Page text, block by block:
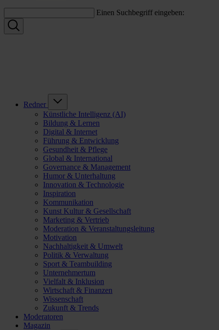
Einen Suchbegriff eingeben:
Redner
Künstliche Intelligenz (AI)
Bildung & Lernen
Digital & Internet
Führung & Entwicklung
Gesundheit & Pflege
Global & International
Governance & Management
Humor & Unterhaltung
Innovation & Technologie
Inspiration
Kommunikation
Kunst Kultur & Gesellschaft
Marketing & Vertrieb
Moderation & Veranstaltungsleitung
Motivation
Nachhaltigkeit & Umwelt
Politik & Verwaltung
Sport & Teambuilding
Unternehmertum
Vielfalt & Inklusion
Wirtschaft & Finanzen
Wissenschaft
Zukunft & Trends
Moderatoren
Magazin